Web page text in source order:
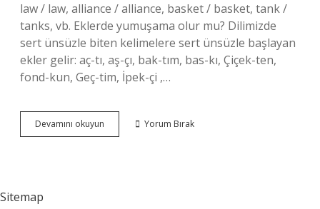
law / law, alliance / alliance, basket / basket, tank /
tanks, vb. Eklerde yumuşama olur mu? Dilimizde
sert ünsüzle biten kelimelere sert ünsüzle başlayan
ekler gelir: aç-tı, aş-çı, bak-tım, bas-kı, Çiçek-ten,
fond-kun, Geç-tim, İpek-çi ,…
Devamını okuyun
De
Yorum Bırak
Sitemap